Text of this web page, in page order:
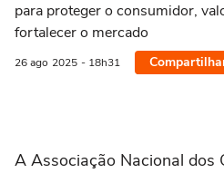
para proteger o consumidor,
fortalecer o mercado
26 ago 2025 - 18h31
A Associação Nacional dos